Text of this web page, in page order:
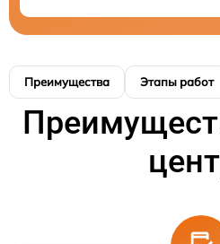
Преимущества Этапы работ